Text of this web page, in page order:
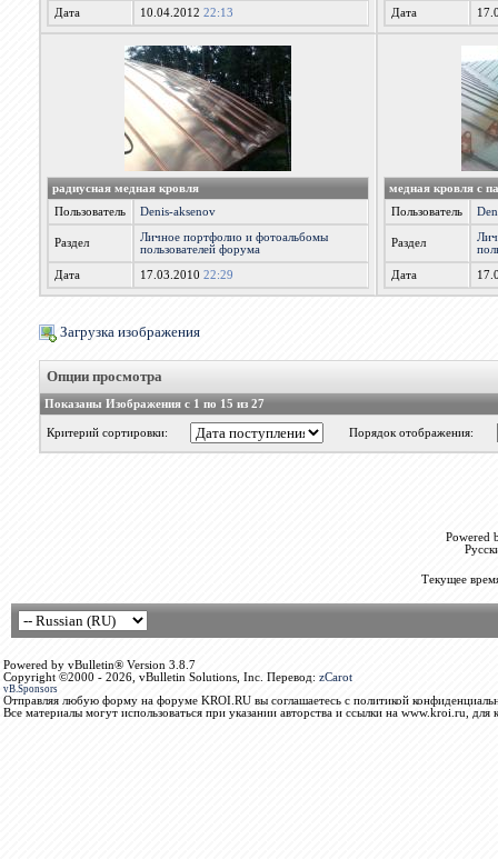
Дата 10.04.2012 22:13 Дата
радиусная медная кровля
Пользователь
Denis-aksenov
Раздел
Личное портфолио и фотоальбомы
пользователей форума
Дата 17.03.2010 22:29
медная кровля с
Пользователь
Раздел
Дата
Загрузка изображения
Опции просмотра
Показаны Изображения с 1 по 15 из 27
Критерий сортировки: Порядок отображения:
Powered
Текущее
Powered by vBulletin® Version 3.8.7
Copyright ©2000 - 2026, vBulletin Solutions, Inc. Перевод: zCarot
vB.Sponsors
Отправляя любую форму на форуме KROI.RU вы соглашаетесь с политикой
Все материалы могут использоваться при указании авторства и ссылки на www.kroi.ru, для